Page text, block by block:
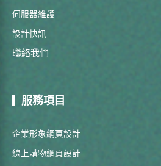
伺服器維護
設計快訊
聯絡我們
服務項目
企業形象網頁設計
線上購物網頁設計